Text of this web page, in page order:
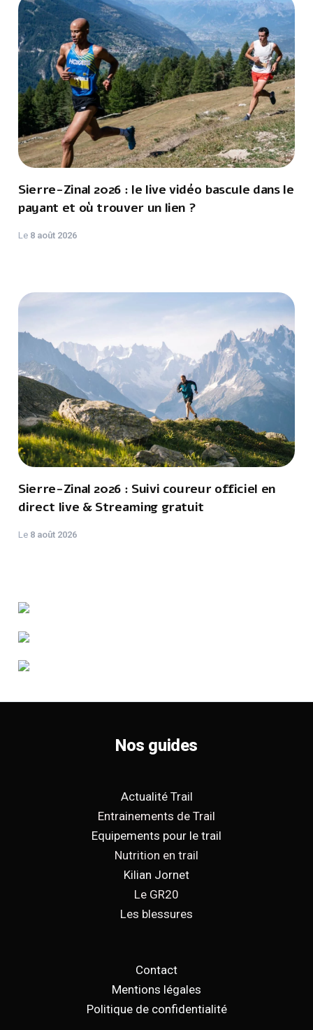
Sierre-Zinal 2026 : le live vidéo bascule dans le
payant et où trouver un lien ?
Le 8 août 2026
Sierre-Zinal 2026 : Suivi coureur officiel en
direct live & Streaming gratuit
Le 8 août 2026
Nos guides
Actualité Trail
Entrainements de Trail
Equipements pour le trail
Nutrition en trail
Kilian Jornet
Le GR20
Les blessures
Contact
Mentions légales
Politique de confidentialité